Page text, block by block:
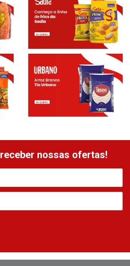
nossas ofertas!